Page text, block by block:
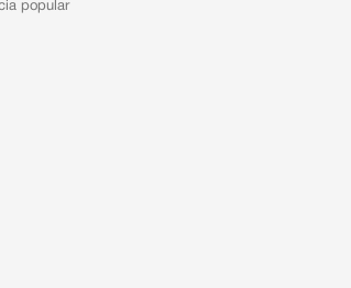
popular